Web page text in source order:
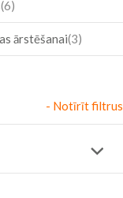
6
ārstēšanai 3
- Notīrīt filtrus